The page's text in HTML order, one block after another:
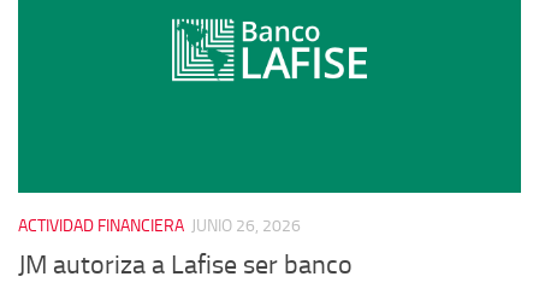
ACTIVIDAD FINANCIERA JUNIO 26, 2026
JM autoriza a Lafise ser banco